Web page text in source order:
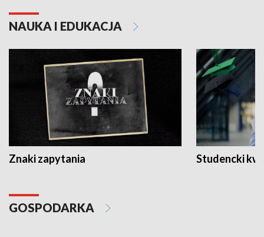
NAUKA I EDUKACJA
Znaki zapytania Studencki
GOSPODARKA